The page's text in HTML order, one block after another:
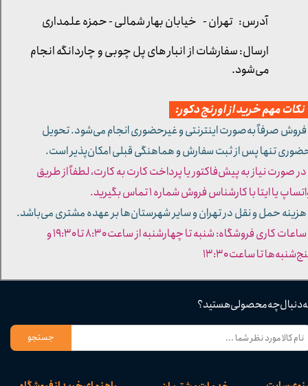
دنبال چه محصولی هستید؟
جستجو
آدرس: تهران - خیابان بهار شمالی - حمزه علمداری
مهم خرید از اورنج دکور:
صرفاً به‌صورت اینترنتی و غیرحضوری انجام می‌شود. تحویل
تنها پس از ثبت سفارش و هماهنگی قبلی امکان‌پذیر است.
صورت نیاز به پیش‌فاکتور یا پرداخت کارت به کارت، لطفاً از طریق
یا ایتا با کارشناس فروش شماره ۱ تماس بگیرید.
حمل و نقل در تهران و سایر شهرستان‌ها بر عهده مشتری می‌باشد.
- ساعات کاری فروشگاه: شنبه تا چهارشنبه از ساعت ۸:۳۰ تا ۱۹:۳۰ و
تا ساعت ۱۳:۳۰​​​​​​​
ارسال: سفارشات از انبار های پل چوبی و چاردانگه انجام
می‌شود.